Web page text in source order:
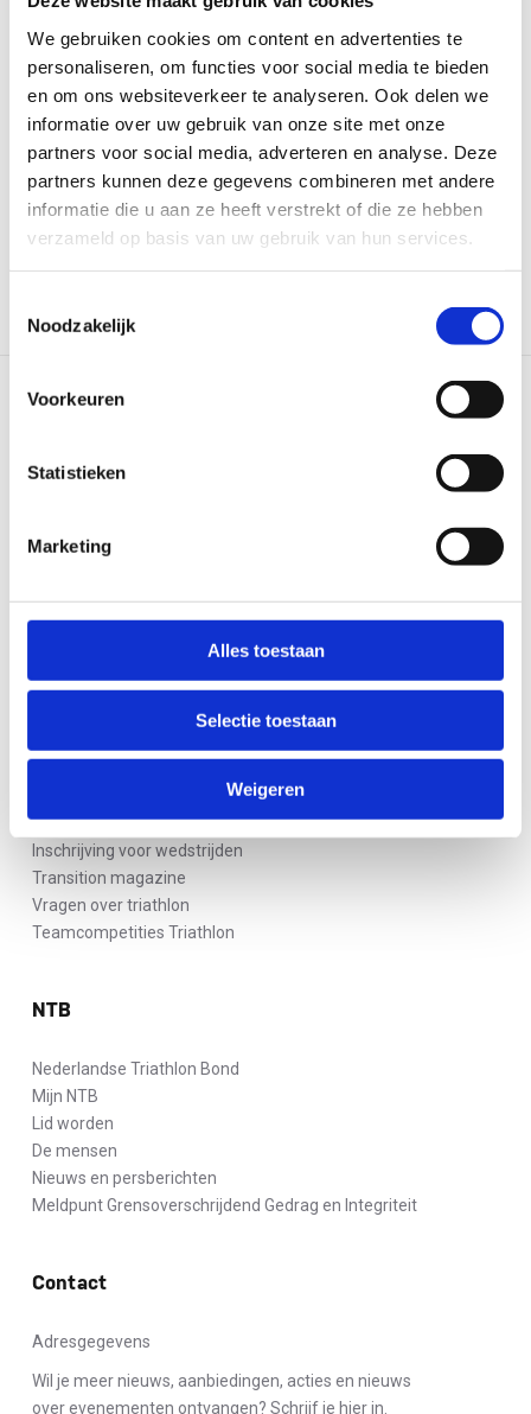
We gebruiken cookies om content en advertenties te
personaliseren, om functies voor social media te bieden
en om ons websiteverkeer te analyseren. Ook delen we
informatie over uw gebruik van onze site met onze
partners voor social media, adverteren en analyse. Deze
partners kunnen deze gegevens combineren met andere
informatie die u aan ze heeft verstrekt of die ze hebben
verzameld op basis van uw gebruik van hun services.
Noodzakelijk
Voorkeuren
Statistieken
Marketing
Alles toestaan
Selectie toestaan
Weigeren
Hotelplanner.com
Veel bezocht
mijntriathlonNL
Inschrijving voor wedstrijden
Transition magazine
Vragen over triathlon
Teamcompetities Triathlon
NTB
Nederlandse Triathlon Bond
Mijn NTB
Lid worden
De mensen
Nieuws en persberichten
Meldpunt Grensoverschrijdend Gedrag en Integriteit
Contact
Adresgegevens
Wil je meer nieuws, aanbiedingen, acties en nieuws
over evenementen ontvangen? Schrijf je hier in.